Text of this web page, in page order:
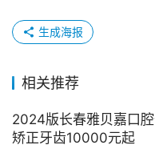
生成海报
相关推荐
2024版长春雅贝嘉口
矫正牙齿10000元起